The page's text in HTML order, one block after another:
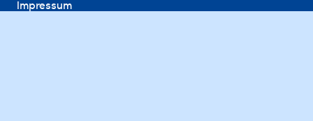
Impressum